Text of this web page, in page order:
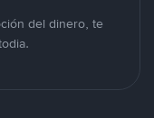
del dinero, te